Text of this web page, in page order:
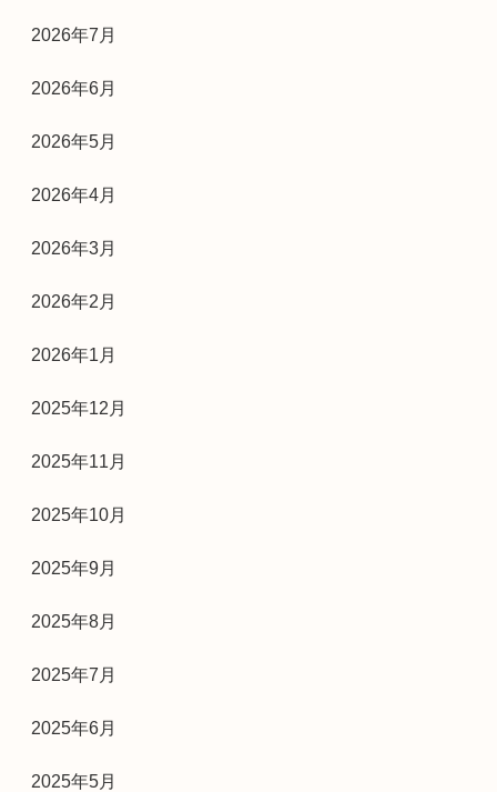
2026年7月
2026年6月
2026年5月
2026年4月
2026年3月
2026年2月
2026年1月
2025年12月
2025年11月
2025年10月
2025年9月
2025年8月
2025年7月
2025年6月
2025年5月